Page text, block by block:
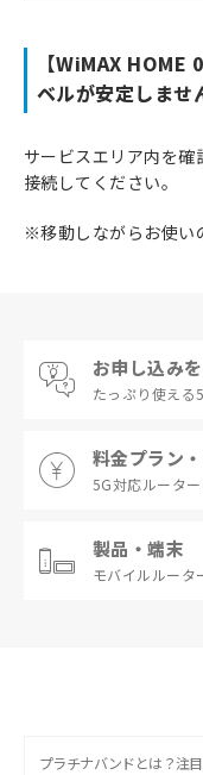
【WiMAX
ベルが安定しませ
サービスエリア内を
接続してください。
※移動しながらお使い
お申し込み
たっぷり使える
料金プラン
5G対応ルータ
製品・端末
モバイルルータ
プラチナバンドとは？注